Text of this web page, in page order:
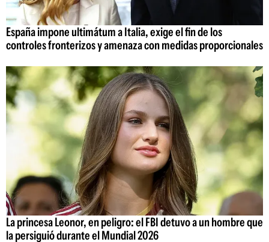
España impone ultimátum a Italia, exige el fin de los
controles fronterizos y amenaza con medidas proporcionales
La princesa Leonor, en peligro: el FBI detuvo a un hombre que
la persiguió durante el Mundial 2026